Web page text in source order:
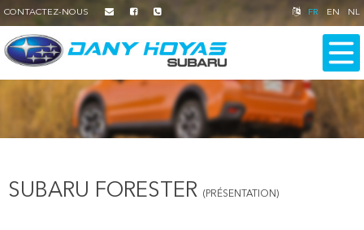
CONTACTEZ-NOUS FR EN NL
SUBARU FORESTER (PRÉSENTATION)